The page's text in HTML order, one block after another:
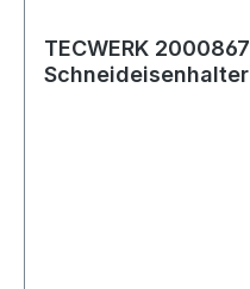
TECWERK
Schneideisenhalter